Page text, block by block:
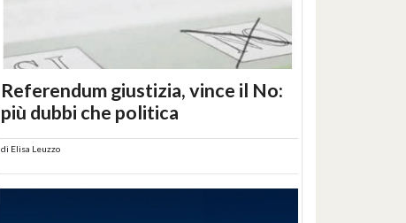
Referendum giustizia, vince il No:
più dubbi che politica
di Elisa Leuzzo